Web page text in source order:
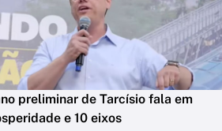
preliminar de Tarcísio fala em
e 10 eixos